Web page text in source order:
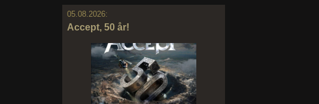
05.08.2026:
Accept, 50 år!